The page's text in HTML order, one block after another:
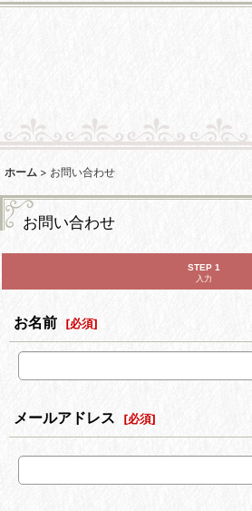
ホーム > お問い合わせ
お問い合わせ
STEP 1
入力
お名前 [必須]
メールアドレス [必須]